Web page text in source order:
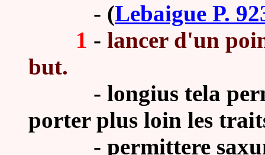
- (Lebaigue P.
1 - lancer d'un
but.
- longius tela
porter plus loin les
- permittere